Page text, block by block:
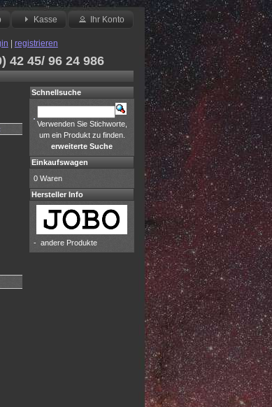
Kasse Ihr Konto
registrieren
42 45/ 96 24 986
Schnellsuche
Verwenden Sie Stichworte,
um ein Produkt zu finden.
erweiterte Suche
Einkaufswagen
0 Waren
Hersteller Info
- andere Produkte